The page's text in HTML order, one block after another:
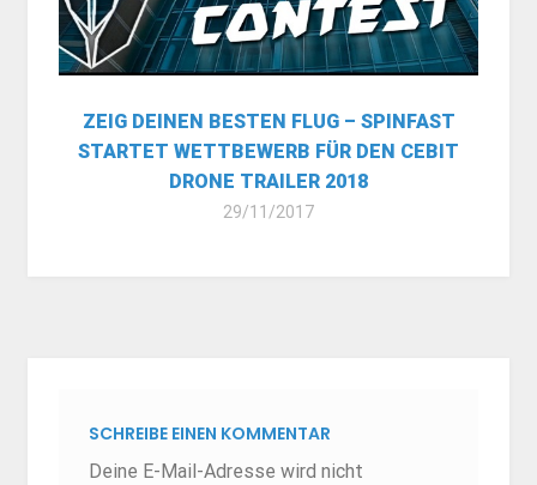
ZEIG DEINEN BESTEN FLUG – SPINFAST
STARTET WETTBEWERB FÜR DEN CEBIT
DRONE TRAILER 2018
29/11/2017
SCHREIBE EINEN KOMMENTAR
Deine E-Mail-Adresse wird nicht